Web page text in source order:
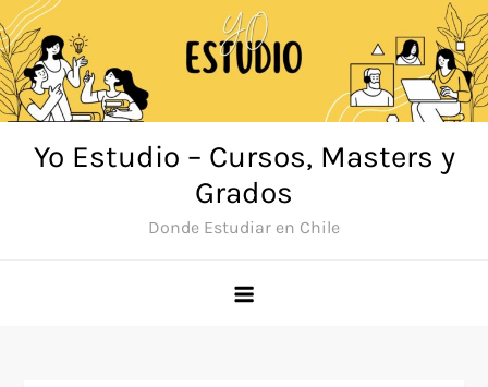
Saltar
al
contenido
Yo Estudio – Cursos, Masters y
Grados
Donde Estudiar en Chile